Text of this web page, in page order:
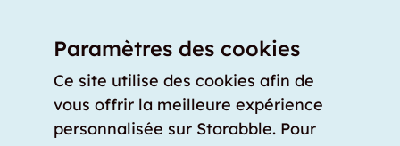
Articles de presse
Comment calculer la capacité d'un garde-meuble?
Quel est le tarif moyen d'un garde-meuble?
Paramètres des cookies
Ce site utilise des cookies afin de
vous offrir la meilleure expérience
personnalisée sur Storabble. Pour